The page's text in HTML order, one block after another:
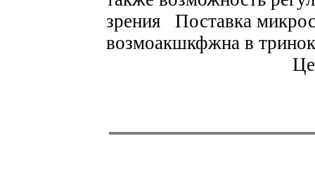
зрения Поставка
возмоакшкфжна в